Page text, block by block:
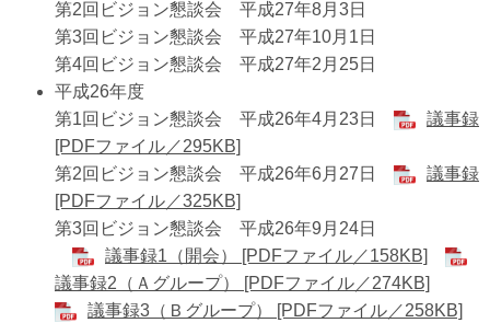
第2回ビジョン懇談会 平成27年8月3日
第3回ビジョン懇談会 平成27年10月1日
第4回ビジョン懇談会 平成27年2月25日
平成26年度
第1回ビジョン懇談会 平成26年4月23日
議事録
[PDFファイル／295KB]
第2回ビジョン懇談会 平成26年6月27日
議事録
[PDFファイル／325KB]
第3回ビジョン懇談会 平成26年9月24日
議事録1（開会） [PDFファイル／158KB]
議事録2（Ａグループ） [PDFファイル／274KB]
議事録3（Ｂグループ） [PDFファイル／258KB]